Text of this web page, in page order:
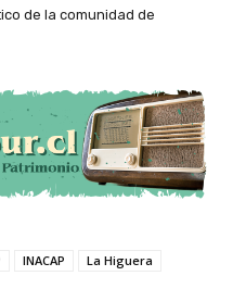
de la comunidad de
INACAP La Higuera